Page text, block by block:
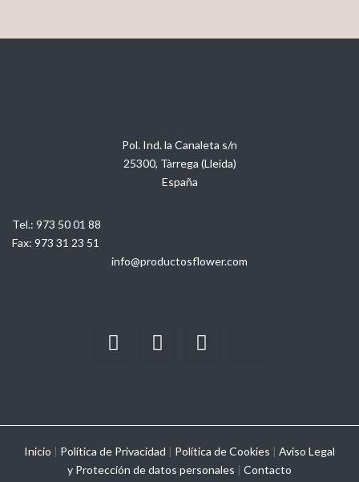
Pol. Ind. la Canaleta s/n
25300, Tàrrega (Lleida)
España
Tel.: 973 50 01 88
Fax: 973 31 23 51
info@productosflower.com
Inicio | Política de Privacidad | Política de Cookies | Aviso Legal
y Protección de datos personales | Contacto